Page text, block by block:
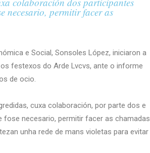
necesario, permitir facer as
e Social, Sonsoles López, iniciaron a
festexos do Arde Lvcvs, ante o informe
de ocio.
cuxa colaboración, por parte dos e
fose necesario, permitir facer as chamadas
unha rede de mans violetas para evitar